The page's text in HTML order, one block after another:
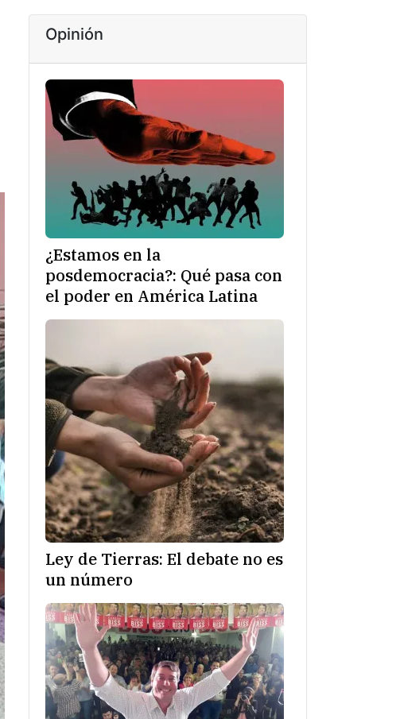
Opinión
¿Estamos en la
posdemocracia?: Qué pasa con
el poder en América Latina
Ley de Tierras: El debate no es
un número